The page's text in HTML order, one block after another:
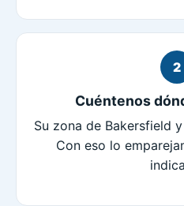
2
Cuéntenos
Su zona de Bakersfield
Con eso lo